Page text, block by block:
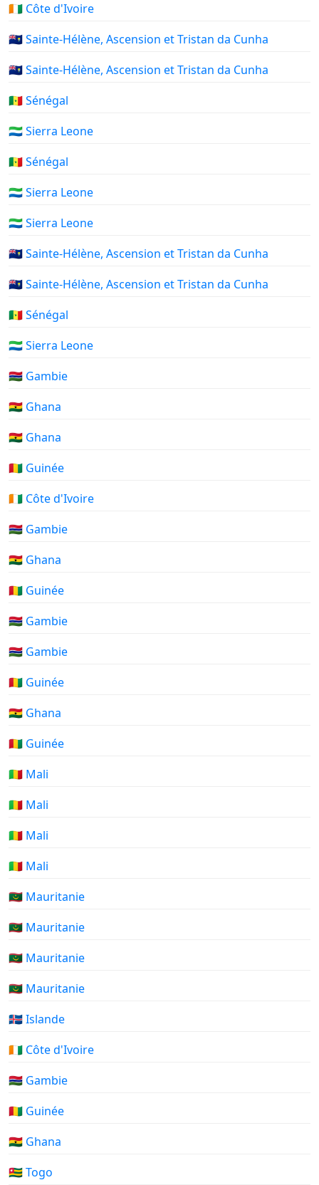
🇨🇮 Côte d'Ivoire
🇸🇭 Sainte-Hélène, Ascension et Tristan da Cunha
🇸🇭 Sainte-Hélène, Ascension et Tristan da Cunha
🇸🇳 Sénégal
🇸🇱 Sierra Leone
🇸🇳 Sénégal
🇸🇱 Sierra Leone
🇸🇱 Sierra Leone
🇸🇭 Sainte-Hélène, Ascension et Tristan da Cunha
🇸🇭 Sainte-Hélène, Ascension et Tristan da Cunha
🇸🇳 Sénégal
🇸🇱 Sierra Leone
🇬🇲 Gambie
🇬🇭 Ghana
🇬🇭 Ghana
🇬🇳 Guinée
🇨🇮 Côte d'Ivoire
🇬🇲 Gambie
🇬🇭 Ghana
🇬🇳 Guinée
🇬🇲 Gambie
🇬🇲 Gambie
🇬🇳 Guinée
🇬🇭 Ghana
🇬🇳 Guinée
🇲🇱 Mali
🇲🇱 Mali
🇲🇱 Mali
🇲🇱 Mali
🇲🇷 Mauritanie
🇲🇷 Mauritanie
🇲🇷 Mauritanie
🇲🇷 Mauritanie
🇮🇸 Islande
🇨🇮 Côte d'Ivoire
🇬🇲 Gambie
🇬🇳 Guinée
🇬🇭 Ghana
🇹🇬 Togo